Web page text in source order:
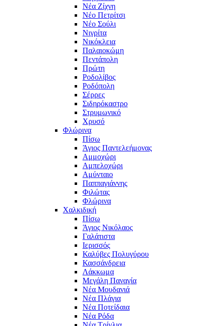
Νέα Ζίχνη
Νέο Πετρίτσι
Νέο Σούλι
Νιγρίτα
Νικόκλεια
Παλαιοκώμη
Πεντάπολη
Πρώτη
Ροδολίβος
Ροδόπολη
Σέρρες
Σιδηρόκαστρο
Στρυμωνικό
Χρυσό
Φλώρινα
Πίσω
Άγιος Παντελεήμονας
Αμμοχώρι
Αμπελοχώρι
Αμύνταιο
Παππαγιάννης
Φιλώτας
Φλώρινα
Χαλκιδική
Πίσω
Άγιος Νικόλαος
Γαλάτιστα
Ιερισσός
Καλύβες Πολυγύρου
Κασσάνδρεια
Λάκκωμα
Μεγάλη Παναγία
Νέα Μουδανιά
Νέα Πλάγια
Νέα Ποτείδαια
Νέα Ρόδα